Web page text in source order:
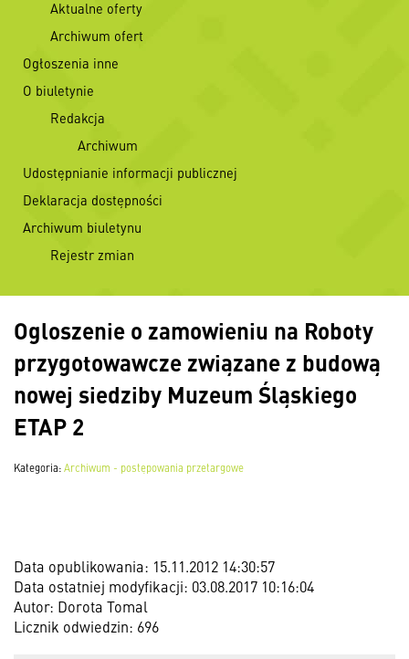
Aktualne oferty
Archiwum ofert
Ogłoszenia inne
O biuletynie
Redakcja
Archiwum
Udostępnianie informacji publicznej
Deklaracja dostępności
Archiwum biuletynu
Rejestr zmian
Ogloszenie o zamowieniu na Roboty
przygotowawcze związane z budową
nowej siedziby Muzeum Śląskiego
ETAP 2
Kategoria:Archiwum - postępowania przetargowe
Data opublikowania: 15.11.2012 14:30:57
Data ostatniej modyfikacji: 03.08.2017 10:16:04
Autor: Dorota Tomal
Licznik odwiedzin: 696